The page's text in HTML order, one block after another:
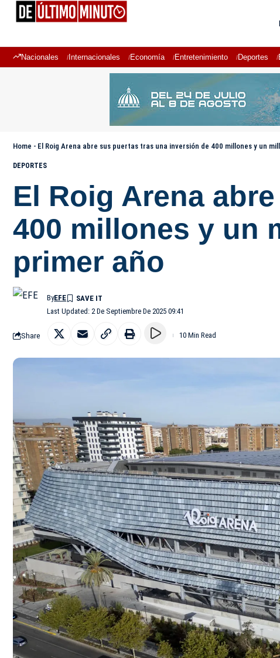
Nacionales Internacionales Economía Entretenimiento Deportes
Home - El Roig Arena abre sus puertas tras una inversión de 400 millones y un
DEPORTES
El Roig Arena
400 millones y un
primer año
Last Updated: 2 De Septiembre De 2025 09:41
ByEFE
Share 10 Min Read